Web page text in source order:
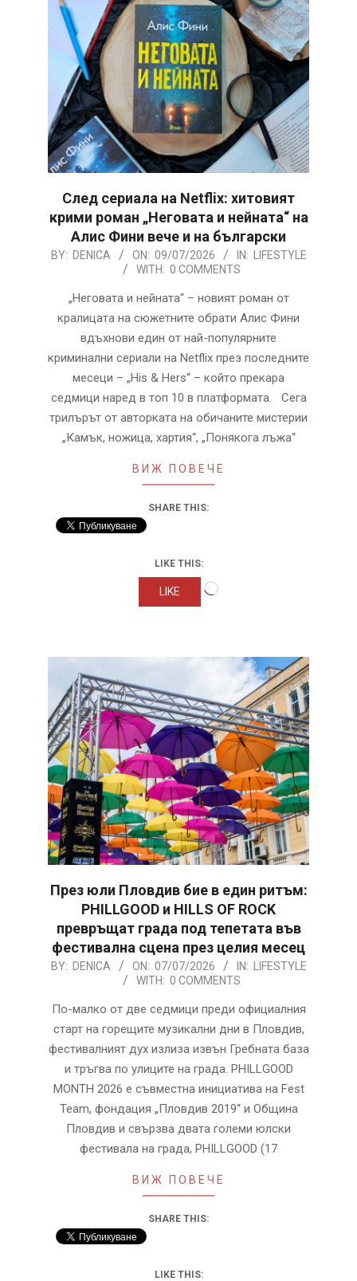
След сериала на Netflix: хитовият
крими роман „Неговата и нейната“ на
Алис Фини вече и на български
2026-
BY: DENICA ON: 09/07/2026 IN:
LIFESTYLE
WITH: 0 COMMENTS
„Неговата и нейната“ – новият роман от
кралицата на сюжетните обрати Алис Фини
вдъхнови един от най-популярните
криминални сериали на Netflix през последните
месеци – „His & Hers“ – който прекара
седмици наред в топ 10 в платформата. Сега
трилърът от авторката на обичаните мистерии
„Камък, ножица, хартия“, „Понякога лъжа“
ВИЖ ПОВЕЧЕ
SHARE THIS:
LIKE THIS:
LIKE
През юли Пловдив бие в един ритъм:
PHILLGOOD и HILLS OF ROCK
превръщат града под тепетата във
фестивална сцена през целия месец
2026-
07
BY: DENICA ON: 07/07/2026 IN: LIFESTYLE
WITH: 0 COMMENTS
По-малко от две седмици преди официалния
старт на горещите музикални дни в Пловдив,
фестивалният дух излиза извън Гребната база
и тръгва по улиците на града. PHILLGOOD
MONTH 2026 е съвместна инициатива на Fest
Team, фондация „Пловдив 2019“ и Община
Пловдив и свързва двата големи юлски
фестивала на града, PHILLGOOD (17
ВИЖ ПОВЕЧЕ
SHARE THIS:
LIKE THIS: